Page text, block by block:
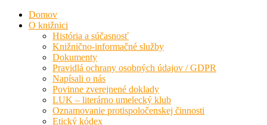
Domov
O knižnici
História a súčasnosť
Knižnično-informačné služby
Dokumenty
Pravidlá ochrany osobných údajov / GDPR
Napísali o nás
Povinne zverejnené doklady
LUK – literárno umelecký klub
Oznamovanie protispoločenskej činnosti
Etický kódex